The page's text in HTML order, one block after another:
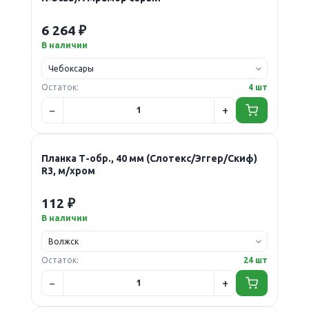
6 264 ₽
В наличии
Остаток: 4 шт
Планка Т-обр., 40 мм (Слотекс/Эггер/Скиф)
R3, м/хром
112 ₽
В наличии
Остаток: 24 шт